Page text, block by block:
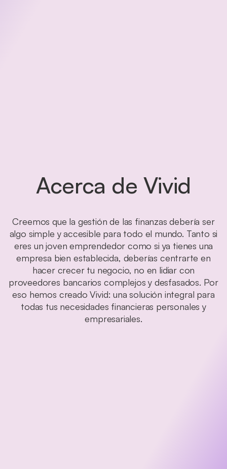
Acerca de Vivid
Creemos que la gestión de las finanzas debería ser
algo simple y accesible para todo el mundo. Tanto si
eres un joven emprendedor como si ya tienes una
empresa bien establecida, deberías centrarte en
hacer crecer tu negocio, no en lidiar con
proveedores bancarios complejos y desfasados. Por
eso hemos creado Vivid: una solución integral para
todas tus necesidades financieras personales y
empresariales.